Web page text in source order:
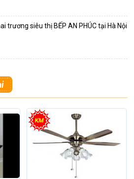
trương siêu thị BẾP AN PHÚC tại Hà Nội